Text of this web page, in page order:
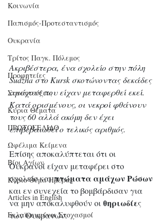
Κοινωνία
Παπισμός-Προτεσταντισμός
Ουκρανία
Τρίτος Παγκ. Πόλεμος
Προφητείες
Συνεντεύξεις
Κύρια Θέματα
ΠΡΩΤΟΣΕΛΙΔΟ
Ωφέλιμα Κείμενα
Βίοι Αγίων
Κύριο Θέμα Ημέρας
Articles in English
Εκλαϊκευμένοι Στοχασμοί
Ακριβέστερα, ένα σχολείο στην πόλη
Sudzha στο Kursk σκοτώνοντας δεκάδες
αμάχους που είχαν μεταφερθεί εκεί.
Κατά ορισμένους, οι νεκροί φθάνουν
τους 60 αλλά ακόμη δεν έχει
επιβεβαιωθεί ο τελικός αριθμός.
Επίσης αποκαλύπτεται ότι οι
Ουκρανοί είχαν μεταφέρει στο
σχολείο και πτώματα αμάχων Ρώσων
και εν συνεχεία το βομβάρδισαν για
να μην αποκαλυφθούν οι θηριωδίες
των Ουκρανών.